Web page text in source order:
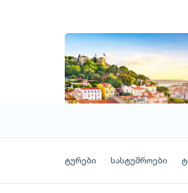
ტურები სასტუმროები